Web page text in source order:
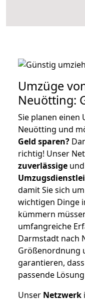
Umzüge
Neuötting:
Sie planen einen
Neuötting und
Geld sparen?
richtig! Unser
zuverlässige und
damit Sie sich
wichtigen Dinge
kümmern
umfangreiche
Darmstadt nach
Größenordnung
garantieren,
passende
Unser Netzwerk